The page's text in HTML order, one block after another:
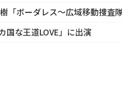
「ボーダレス～広域移動捜査
国な王道LOVE」に出演